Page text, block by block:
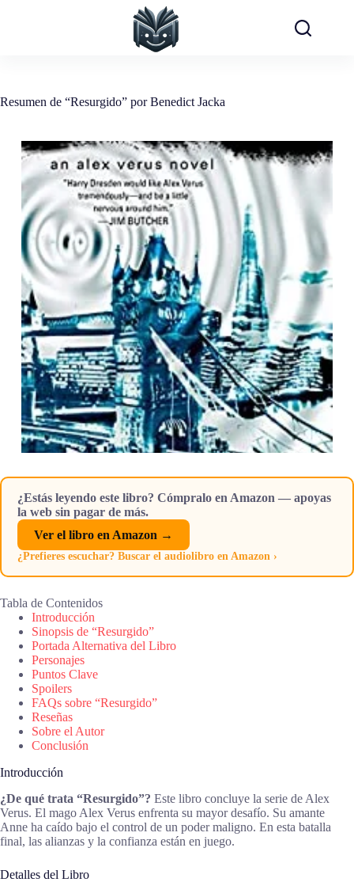
Resumen de “Resurgido” por Benedict Jacka
¿Estás leyendo este libro? Cómpralo en Amazon — apoyas
la web sin pagar de más.
Ver el libro en Amazon →
¿Prefieres escuchar? Buscar el audiolibro en Amazon ›
Tabla de Contenidos
Introducción
Sinopsis de “Resurgido”
Portada Alternativa del Libro
Personajes
Puntos Clave
Spoilers
FAQs sobre “Resurgido”
Reseñas
Sobre el Autor
Conclusión
Introducción
¿De qué trata “Resurgido”? Este libro concluye la serie de Alex
Verus. El mago Alex Verus enfrenta su mayor desafío. Su amante
Anne ha caído bajo el control de un poder maligno. En esta batalla
final, las alianzas y la confianza están en juego.
Detalles del Libro